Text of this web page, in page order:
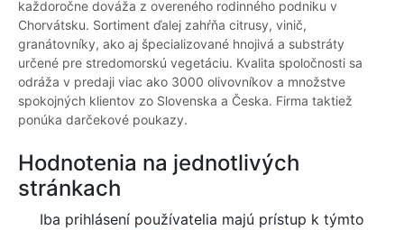
každoročne dováža z overeného rodinného podniku v
Chorvátsku. Sortiment ďalej zahŕňa citrusy, vinič,
granátovníky, ako aj špecializované hnojivá a substráty
určené pre stredomorskú vegetáciu. Kvalita spoločnosti sa
odráža v predaji viac ako 3000 olivovníkov a množstve
spokojných klientov zo Slovenska a Česka. Firma taktiež
ponúka darčekové poukazy.
Hodnotenia na jednotlivých
stránkach
Iba prihlásení používatelia majú prístup k týmto